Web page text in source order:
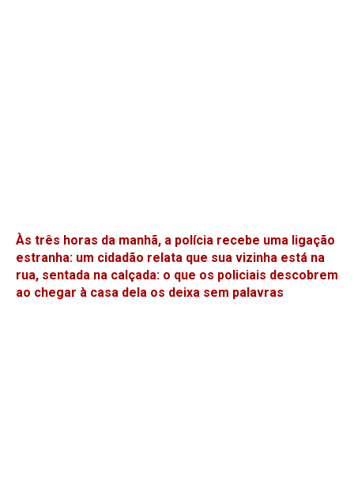
Às três horas da manhã, a polícia recebe uma ligação
estranha: um cidadão relata que sua vizinha está na
rua, sentada na calçada: o que os policiais descobrem
ao chegar à casa dela os deixa sem palavras